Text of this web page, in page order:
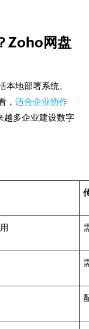
Zoho网盘
本地部署系统、
，适合企业协作
多企业建设数字